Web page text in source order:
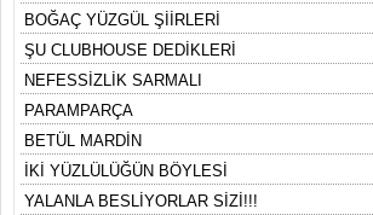
BOĞAÇ YÜZGÜL ŞİİRLERİ
ŞU CLUBHOUSE DEDİKLERİ
NEFESSİZLİK SARMALI
PARAMPARÇA
BETÜL MARDİN
İKİ YÜZLÜLÜĞÜN BÖYLESİ
YALANLA BESLİYORLAR SİZİ!!!